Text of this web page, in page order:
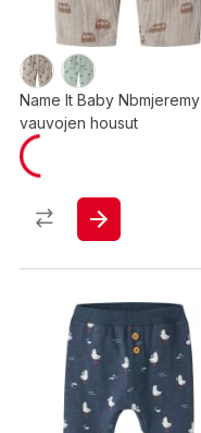
Name It Baby Nbmjeremy
vauvojen housut